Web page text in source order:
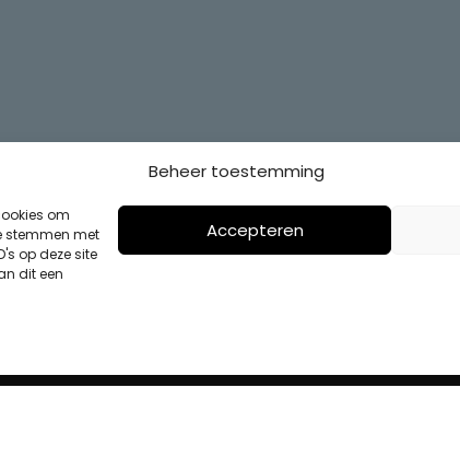
Beheer toestemming
om
stemmen met
op deze site
dit een
Accepteren